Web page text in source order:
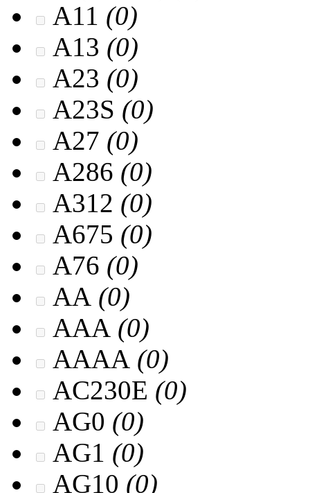
A11 (0)
A13 (0)
A23 (0)
A23S (0)
A27 (0)
A286 (0)
A312 (0)
A675 (0)
A76 (0)
AA (0)
AAA (0)
AAAA (0)
AC230E (0)
AG0 (0)
AG1 (0)
AG10 (0)